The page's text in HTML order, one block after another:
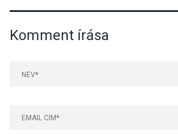
Komment írása